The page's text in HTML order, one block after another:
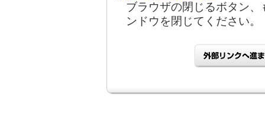
ブラウザの閉じるボタン
ンドウを閉じてください。